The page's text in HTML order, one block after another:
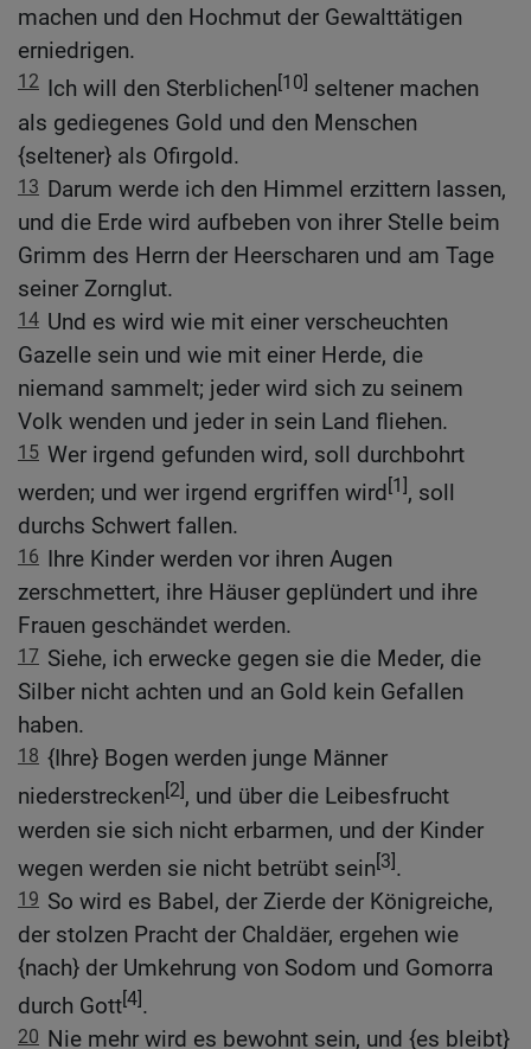
machen und den Hochmut der Gewalttätigen
erniedrigen.
12 Ich will den Sterblichen[10] seltener machen
als gediegenes Gold und den Menschen
{seltener} als Ofirgold.
13 Darum werde ich den Himmel erzittern lassen,
und die Erde wird aufbeben von ihrer Stelle beim
Grimm des Herrn der Heerscharen und am Tage
seiner Zornglut.
14 Und es wird wie mit einer verscheuchten
Gazelle sein und wie mit einer Herde, die
niemand sammelt; jeder wird sich zu seinem
Volk wenden und jeder in sein Land fliehen.
15 Wer irgend gefunden wird, soll durchbohrt
werden; und wer irgend ergriffen wird[1], soll
durchs Schwert fallen.
16 Ihre Kinder werden vor ihren Augen
zerschmettert, ihre Häuser geplündert und ihre
Frauen geschändet werden.
17 Siehe, ich erwecke gegen sie die Meder, die
Silber nicht achten und an Gold kein Gefallen
haben.
18 {Ihre} Bogen werden junge Männer
niederstrecken[2], und über die Leibesfrucht
werden sie sich nicht erbarmen, und der Kinder
wegen werden sie nicht betrübt sein[3].
19 So wird es Babel, der Zierde der Königreiche,
der stolzen Pracht der Chaldäer, ergehen wie
{nach} der Umkehrung von Sodom und Gomorra
durch Gott[4].
20 Nie mehr wird es bewohnt sein, und {es bleibt}